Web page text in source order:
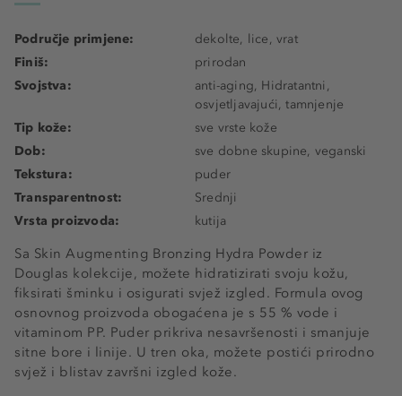
Sa Skin Augmenting Bronzing Hydra Powder iz
Douglas kolekcije, možete hidratizirati svoju kožu,
fiksirati šminku i osigurati svjež izgled. Formula ovog
osnovnog proizvoda obogaćena je s 55 % vode i
vitaminom PP. Puder prikriva nesavršenosti i smanjuje
sitne bore i linije. U tren oka, možete postići prirodno
svjež i blistav završni izgled kože.
Područje primjene:
dekolte, lice, vrat
Finiš:
prirodan
Svojstva:
anti-aging, Hidratantni,
osvjetljavajući, tamnjenje
Tip kože:
sve vrste kože
Dob:
sve dobne skupine, veganski
Tekstura:
puder
Transparentnost:
Srednji
Vrsta proizvoda:
kutija